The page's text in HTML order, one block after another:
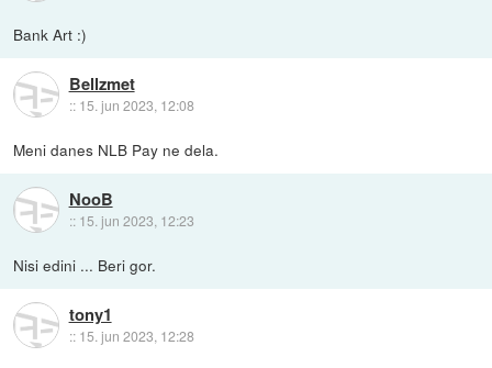
Bank Art :)
Bellzmet
:: 15. jun 2023, 12:08
Meni danes NLB Pay ne dela.
NooB
:: 15. jun 2023, 12:23
Nisi edini ... Beri gor.
tony1
:: 15. jun 2023, 12:28